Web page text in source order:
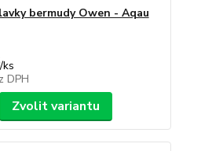
bermudy Owen - Aqau
/ks
DPH
Zvolit variantu